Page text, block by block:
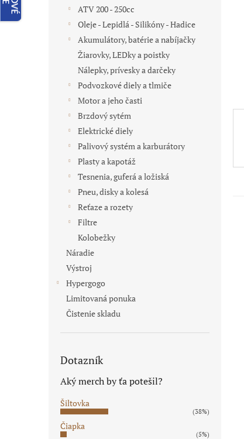
ATV 200 - 250cc
Oleje - Lepidlá - Silikóny - Hadice
Akumulátory, batérie a nabíjačky
Žiarovky, LEDky a poistky
Nálepky, prívesky a darčeky
Podvozkové diely a tlmiče
Motor a jeho časti
Brzdový sytém
Elektrické diely
Palivový systém a karburátory
Plasty a kapotáž
Tesnenia, guferá a ložiská
Pneu, disky a kolesá
Reťaze a rozety
Filtre
Kolobežky
Náradie
Výstroj
Hypergogo
Limitovaná ponuka
Čistenie skladu
Dotazník
Aký merch by ťa potešil?
Šiltovka
(38%)
Čiapka
(5%)